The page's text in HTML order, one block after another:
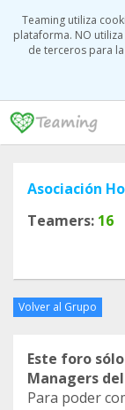
Teaming utiliza
plataforma. NO
de terceros para
Asociación
Teamers: 16
Volver al Grupo
Este foro
Managers
Para poder